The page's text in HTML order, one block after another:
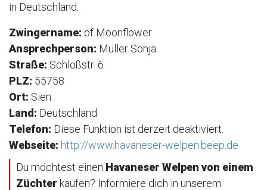
in Deutschland.
Zwingername: of Moonflower
Ansprechperson: Müller Sonja
Straße: Schloßstr. 6
PLZ: 55758
Ort: Sien
Land: Deutschland
Telefon: Diese Funktion ist derzeit deaktiviert.
Webseite: http://www.havaneser-welpen.beep.de
Du möchtest einen Havaneser Welpen von einem
Züchter kaufen? Informiere dich in unserem